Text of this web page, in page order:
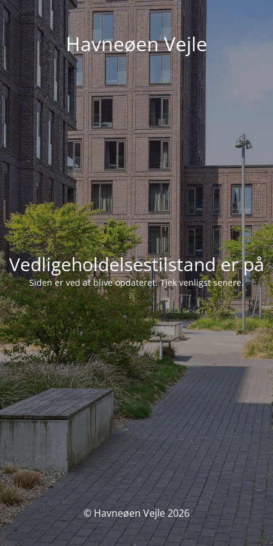
Havneøen Vejle
Vedligeholdelsestilstand er på
Siden er ved at blive opdateret. Tjek venligst senere.
© Havneøen Vejle 2026